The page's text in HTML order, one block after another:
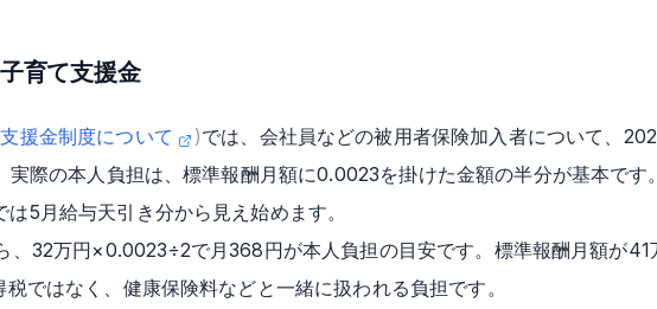
育て支援金
援金制度について )では、会社員などの被用者保険加入者について、
実際の本人負担は、標準報酬月額に0.0023を掛けた金額の半分が基本です
5月給与天引き分から見え始めます。
、32万円×0.0023÷2で月368円が本人負担の目安です。標準報酬月額が41
ではなく、健康保険料などと一緒に扱われる負担です。